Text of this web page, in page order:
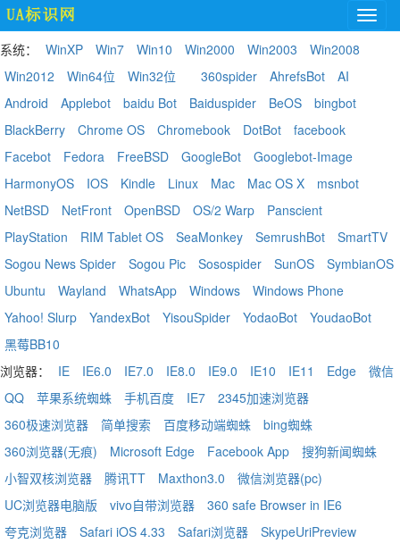
系统： WinXP Win7 Win10 Win2000 Win2003
Win2008
Win2012
Win64位 Win32位 360spider AhrefsBot
AI
Android
Applebot baidu Bot Baiduspider BeOS
bingbot
BlackBerry
Chrome OS Chromebook DotBot
facebook
Facebot
Fedora FreeBSD GoogleBot
Googlebot-Image
HarmonyOS
IOS Kindle Linux Mac Mac OS X
msnbot
NetBSD
NetFront OpenBSD OS/2 Warp
Panscient
PlayStation
RIM Tablet OS SeaMonkey SemrushBot
SmartTV
Sogou News Spider
Sogou Pic Sosospider SunOS
SymbianOS
Ubuntu
Wayland WhatsApp Windows
Windows Phone
Yahoo! Slurp
YandexBot YisouSpider YodaoBot
YoudaoBot
黑莓BB10
浏览器：
IE IE6.0 IE7.0 IE8.0 IE9.0 IE10 IE11 Edge
微信
QQ
苹果系统蜘蛛 手机百度 IE7
2345加速浏览器
360极速浏览器
简单搜索 百度移动端蜘蛛
bing蜘蛛
360浏览器(无痕)
Microsoft Edge Facebook App
搜狗新闻蜘蛛
小智双核浏览器
腾讯TT Maxthon3.0
微信浏览器(pc)
UC浏览器电脑版
vivo自带浏览器
360 safe Browser in IE6
夸克浏览器
Safari iOS 4.33 Safari浏览器 SkypeUriPreview